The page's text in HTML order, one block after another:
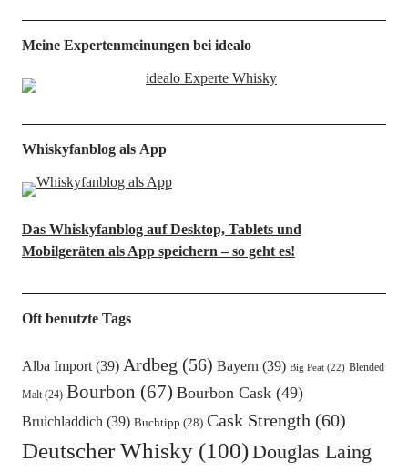
Meine Expertenmeinungen bei idealo
Whiskyfanblog als App
Das Whiskyfanblog auf Desktop, Tablets und
Mobilgeräten als App speichern – so geht es!
Oft benutzte Tags
Alba Import(39) Ardbeg (56) Bayern(39) Big Peat(22) Blended
Malt(24) Bourbon (67) Bourbon Cask(49)
Bruichladdich(39) Buchtipp (28) Cask Strength (60)
Deutscher Whisky(100)Douglas Laing